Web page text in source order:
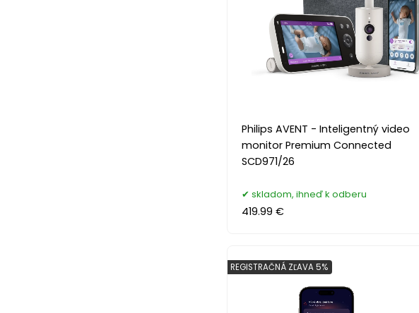
Philips AVENT - Inteligentný video
monitor Premium Connected
SCD971/26
skladom, ihneď k odberu
419.99 €
REGISTRAČNÁ ZĽAVA 5%